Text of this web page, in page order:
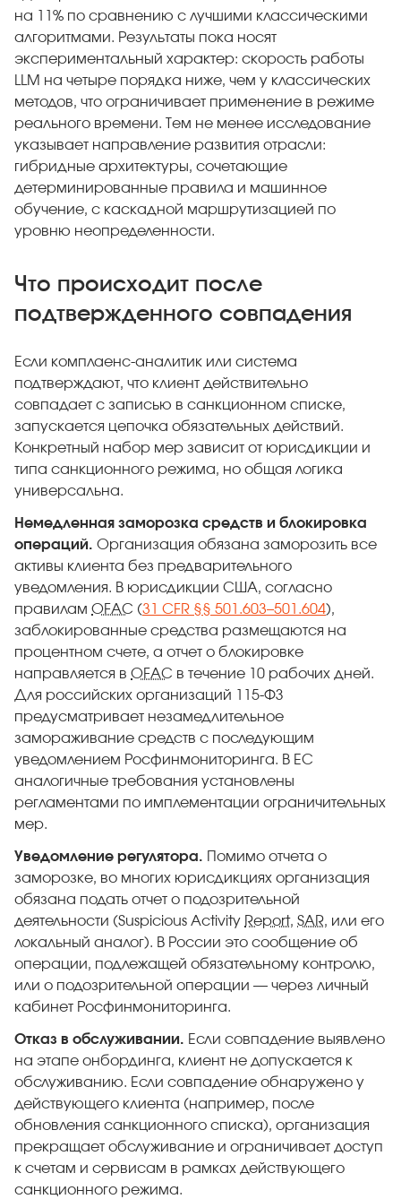
на 11% по сравнению с лучшими классическими
алгоритмами. Результаты пока носят
экспериментальный характер: скорость работы
LLM на четыре порядка ниже, чем у классических
методов, что ограничивает применение в режиме
реального времени. Тем не менее исследование
указывает направление развития отрасли:
гибридные архитектуры, сочетающие
детерминированные правила и машинное
обучение, с каскадной маршрутизацией по
уровню неопределенности.
Что происходит после
подтвержденного совпадения
Если комплаенс-аналитик или система
подтверждают, что клиент действительно
совпадает с записью в санкционном списке,
запускается цепочка обязательных действий.
Конкретный набор мер зависит от юрисдикции и
типа санкционного режима, но общая логика
универсальна.
Немедленная заморозка средств и блокировка
операций. Организация обязана заморозить все
активы клиента без предварительного
уведомления. В юрисдикции США, согласно
правилам OFAC (31 CFR §§ 501.603–501.604),
заблокированные средства размещаются на
процентном счете, а отчет о блокировке
направляется в OFAC в течение 10 рабочих дней.
Для российских организаций 115-ФЗ
предусматривает незамедлительное
замораживание средств с последующим
уведомлением Росфинмониторинга. В ЕС
аналогичные требования установлены
регламентами по имплементации ограничительных
мер.
Уведомление регулятора. Помимо отчета о
заморозке, во многих юрисдикциях организация
обязана подать отчет о подозрительной
деятельности (Suspicious Activity Report, SAR, или его
локальный аналог). В России это сообщение об
операции, подлежащей обязательному контролю,
или о подозрительной операции — через личный
кабинет Росфинмониторинга.
Отказ в обслуживании. Если совпадение выявлено
на этапе онбординга, клиент не допускается к
обслуживанию. Если совпадение обнаружено у
действующего клиента (например, после
обновления санкционного списка), организация
прекращает обслуживание и ограничивает доступ
к счетам и сервисам в рамках действующего
санкционного режима.